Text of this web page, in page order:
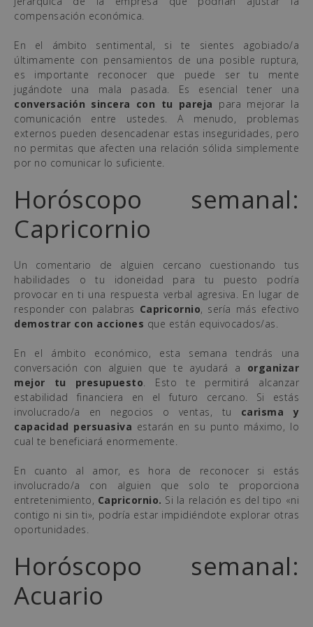
compensación económica.
En el ámbito sentimental, si te sientes agobiado/a
últimamente con pensamientos de una posible ruptura,
es importante reconocer que puede ser tu mente
jugándote una mala pasada. Es esencial tener una
conversación sincera con tu pareja para mejorar la
comunicación entre ustedes. A menudo, problemas
externos pueden desencadenar estas inseguridades, pero
no permitas que afecten una relación sólida simplemente
por no comunicar lo suficiente.
Horóscopo semanal:
Capricornio
Un comentario de alguien cercano cuestionando tus
habilidades o tu idoneidad para tu puesto podría
provocar en ti una respuesta verbal agresiva. En lugar de
responder con palabras Capricornio, sería más efectivo
demostrar con acciones que están equivocados/as.
En el ámbito económico, esta semana tendrás una
conversación con alguien que te ayudará a organizar
mejor tu presupuesto. Esto te permitirá alcanzar
estabilidad financiera en el futuro cercano. Si estás
involucrado/a en negocios o ventas, tu carisma y
capacidad persuasiva estarán en su punto máximo, lo
cual te beneficiará enormemente.
En cuanto al amor, es hora de reconocer si estás
involucrado/a con alguien que solo te proporciona
entretenimiento, Capricornio. Si la relación es del tipo «ni
contigo ni sin ti», podría estar impidiéndote explorar otras
oportunidades.
Horóscopo semanal:
Acuario